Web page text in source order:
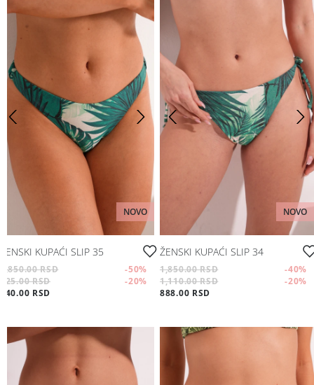
NOVO
ŽENSKI KUPAĆI SLIP 35
1,850.00 RSD -50%
925.00 RSD
-20%
740.00 RSD
NOVO
ŽENSKI KUPAĆI SLIP 34
1,850.00 RSD -40%
1,110.00 RSD
-20%
888.00 RSD